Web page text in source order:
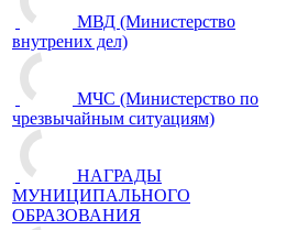
МВД (Министерство
внутрених дел)
МЧС (Министерство по
чрезвычайным ситуациям)
НАГРАДЫ
МУНИЦИПАЛЬНОГО
ОБРАЗОВАНИЯ